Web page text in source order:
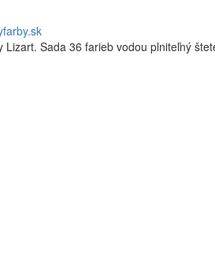
Sada 36 farieb vodou plniteľný